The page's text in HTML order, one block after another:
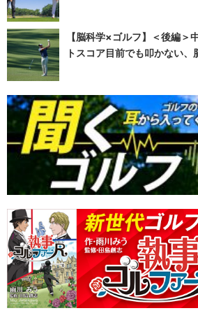
【脳科学×ゴルフ】＜後編＞
トスコア目前でも叩かない、